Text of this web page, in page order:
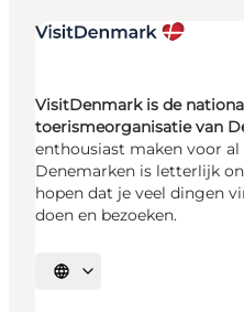
VisitDenmark is de
toerismeorganisatie van
enthousiast maken voor
Denemarken is letterlijk
hopen dat je veel dingen
doen en bezoeken.
Selecteer taal